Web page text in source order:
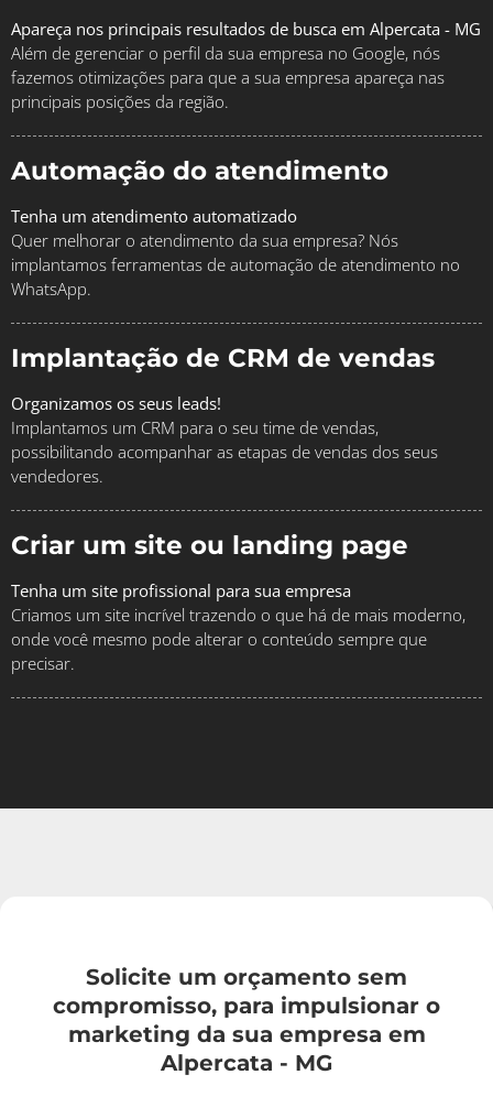
Apareça nos principais resultados de busca em Alpercata - MG
Além de gerenciar o perfil da sua empresa no Google, nós
fazemos otimizações para que a sua empresa apareça nas
principais posições da região.
Automação do atendimento
Tenha um atendimento automatizado
Quer melhorar o atendimento da sua empresa? Nós
implantamos ferramentas de automação de atendimento no
WhatsApp.
Implantação de CRM de vendas
Organizamos os seus leads!
Implantamos um CRM para o seu time de vendas,
possibilitando acompanhar as etapas de vendas dos seus
vendedores.
Criar um site ou landing page
Tenha um site profissional para sua empresa
Criamos um site incrível trazendo o que há de mais moderno,
onde você mesmo pode alterar o conteúdo sempre que
precisar.
Solicite um orçamento sem
compromisso, para impulsionar o
marketing da sua empresa em
Alpercata - MG